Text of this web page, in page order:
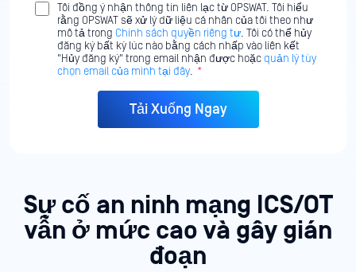
Tôi đồng ý nhận thông tin liên lạc từ OPSWAT. Tôi hiểu
rằng OPSWAT sẽ xử lý dữ liệu cá nhân của tôi theo như
mô tả trong Chính sách quyền riêng tư. Tôi có thể hủy
đăng ký bất kỳ lúc nào bằng cách nhấp vào liên kết
"Hủy đăng ký" trong email nhận được hoặc quản lý tùy
chọn email của mình tại đây. *
Sự cố an ninh mạng ICS/OT
vẫn ở mức cao và gây gián
đoạn